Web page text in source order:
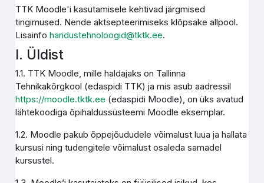
TTK Moodle'i kasutamisele kehtivad järgmised
tingimused. Nende aktsepteerimiseks klõpsake allpool.
Lisainfoharidustehnoloogid@tktk.ee.
I. Üldist
1.1. TTK Moodle, mille haldajaks on Tallinna
Tehnikakõrgkool (edaspidi TTK) ja mis asub aadressil
https://moodle.tktk.ee (edaspidi Moodle), on üks avatud
lähtekoodiga õpihaldussüsteemi Moodle eksemplar.
1.2. Moodle pakub õppejõududele võimalust luua ja hallata
kursusi ning tudengitele võimalust osaleda samadel
kursustel.